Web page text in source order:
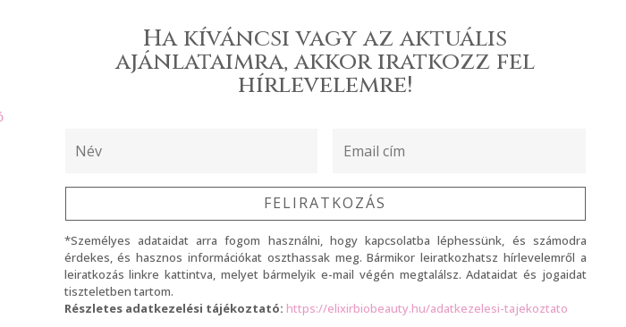
Ha kíváncsi vagy az aktuális
ajánlataimra, akkor iratkozz fel
hírlevelemre!
FELIRATKOZÁS
*Személyes adataidat arra fogom használni, hogy kapcsolatba léphessünk, és számodra
érdekes, és hasznos információkat oszthassak meg. Bármikor leiratkozhatsz hírlevelemről a
leiratkozás linkre kattintva, melyet bármelyik e-mail végén megtalálsz. Adataidat és jogaidat
tiszteletben tartom.
Részletes adatkezelési tájékoztató: https://elixirbiobeauty.hu/adatkezelesi-tajekoztato